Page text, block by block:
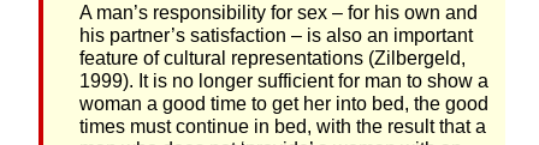
A man’s responsibility for sex – for his own and
his partner’s satisfaction – is also an important
feature of cultural representations (Zilbergeld,
1999). It is no longer sufficient for man to show a
woman a good time to get her into bed, the good
times must continue in bed, with the result that a